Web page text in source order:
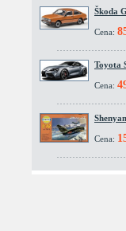
Škoda
Cena:
Toyota
Cena:
Cena: